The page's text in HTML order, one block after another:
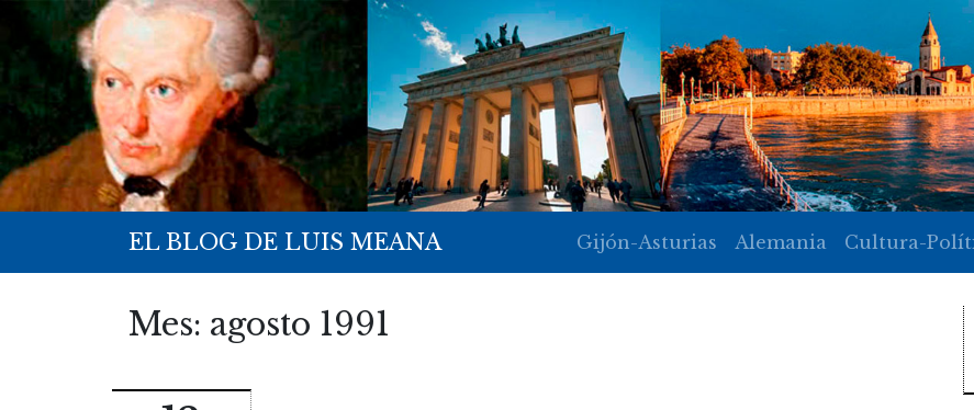
EL BLOG DE LUIS MEANA Gijón-Asturias Alemania Cultura-
Mes: agosto 1991